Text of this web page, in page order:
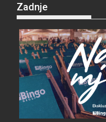
Zadnje